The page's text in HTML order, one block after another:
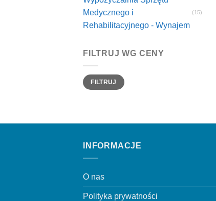
Medycznego i
Rehabilitacyjnego - Wynajem
(15)
FILTRUJ WG CENY
Cena
min
Cena
maxFILTRUJ
INFORMACJE
O nas
Polityka prywatności